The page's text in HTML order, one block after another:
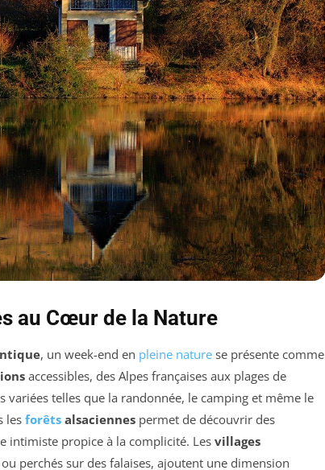
au Cœur de la Nature
, un week-end en pleine nature se présente comme
accessibles, des Alpes françaises aux plages de
variées telles que la randonnée, le camping et même le
les forêts alsaciennes permet de découvrir des
intimiste propice à la complicité. Les villages
perchés sur des falaises, ajoutent une dimension